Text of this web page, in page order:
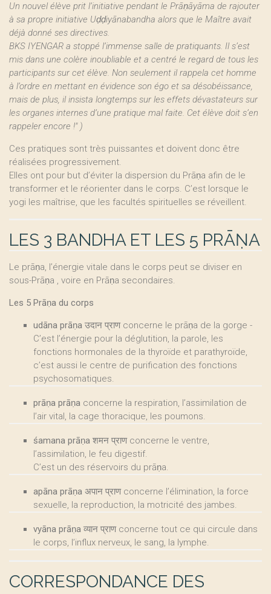
Un nouvel élève prit l’initiative pendant le Prāṇāyāma de rajouter
à sa propre initiative Uḍḍiyānabandha alors que le Maître avait
déjà donné ses directives.
BKS IYENGAR a stoppé l’immense salle de pratiquants. Il s’est
mis dans une colère inoubliable et a centré le regard de tous les
participants sur cet élève. Non seulement il rappela cet homme
à l’ordre en mettant en évidence son égo et sa désobéissance,
mais de plus, il insista longtemps sur les effets dévastateurs sur
les organes internes d’une pratique mal faite. Cet élève doit s’en
rappeler encore !" )
Ces pratiques sont très puissantes et doivent donc être
réalisées progressivement.
Elles ont pour but d’éviter la dispersion du Prāṇa afin de le
transformer et le réorienter dans le corps. C’est lorsque le
yogi les maîtrise, que les facultés spirituelles se réveillent.
LES 3 BANDHA ET LES 5 PRĀṆA
Le prāṇa, l’énergie vitale dans le corps peut se diviser en
sous-Prāṇa , voire en Prāṇa secondaires.
Les 5 Prāṇa du corps
udāna prāṇa उदान प्राण concerne le prāṇa de la gorge -
C’est l’énergie pour la déglutition, la parole, les
fonctions hormonales de la thyroïde et parathyroïde,
c’est aussi le centre de purification des fonctions
psychosomatiques.
prāṇa prāṇa concerne la respiration, l’assimilation de
l’air vital, la cage thoracique, les poumons.
śamana prāṇa शमन प्राणconcerne le ventre,
l’assimilation, le feu digestif.
C’est un des réservoirs du prāṇa.
apāna prāṇa अपान प्राणconcerne l’élimination, la force
sexuelle, la reproduction, la motricité des jambes.
vyāna prāṇa व्यान प्राणconcerne tout ce qui circule dans
le corps, l’influx nerveux, le sang, la lymphe.
CORRESPONDANCE DES